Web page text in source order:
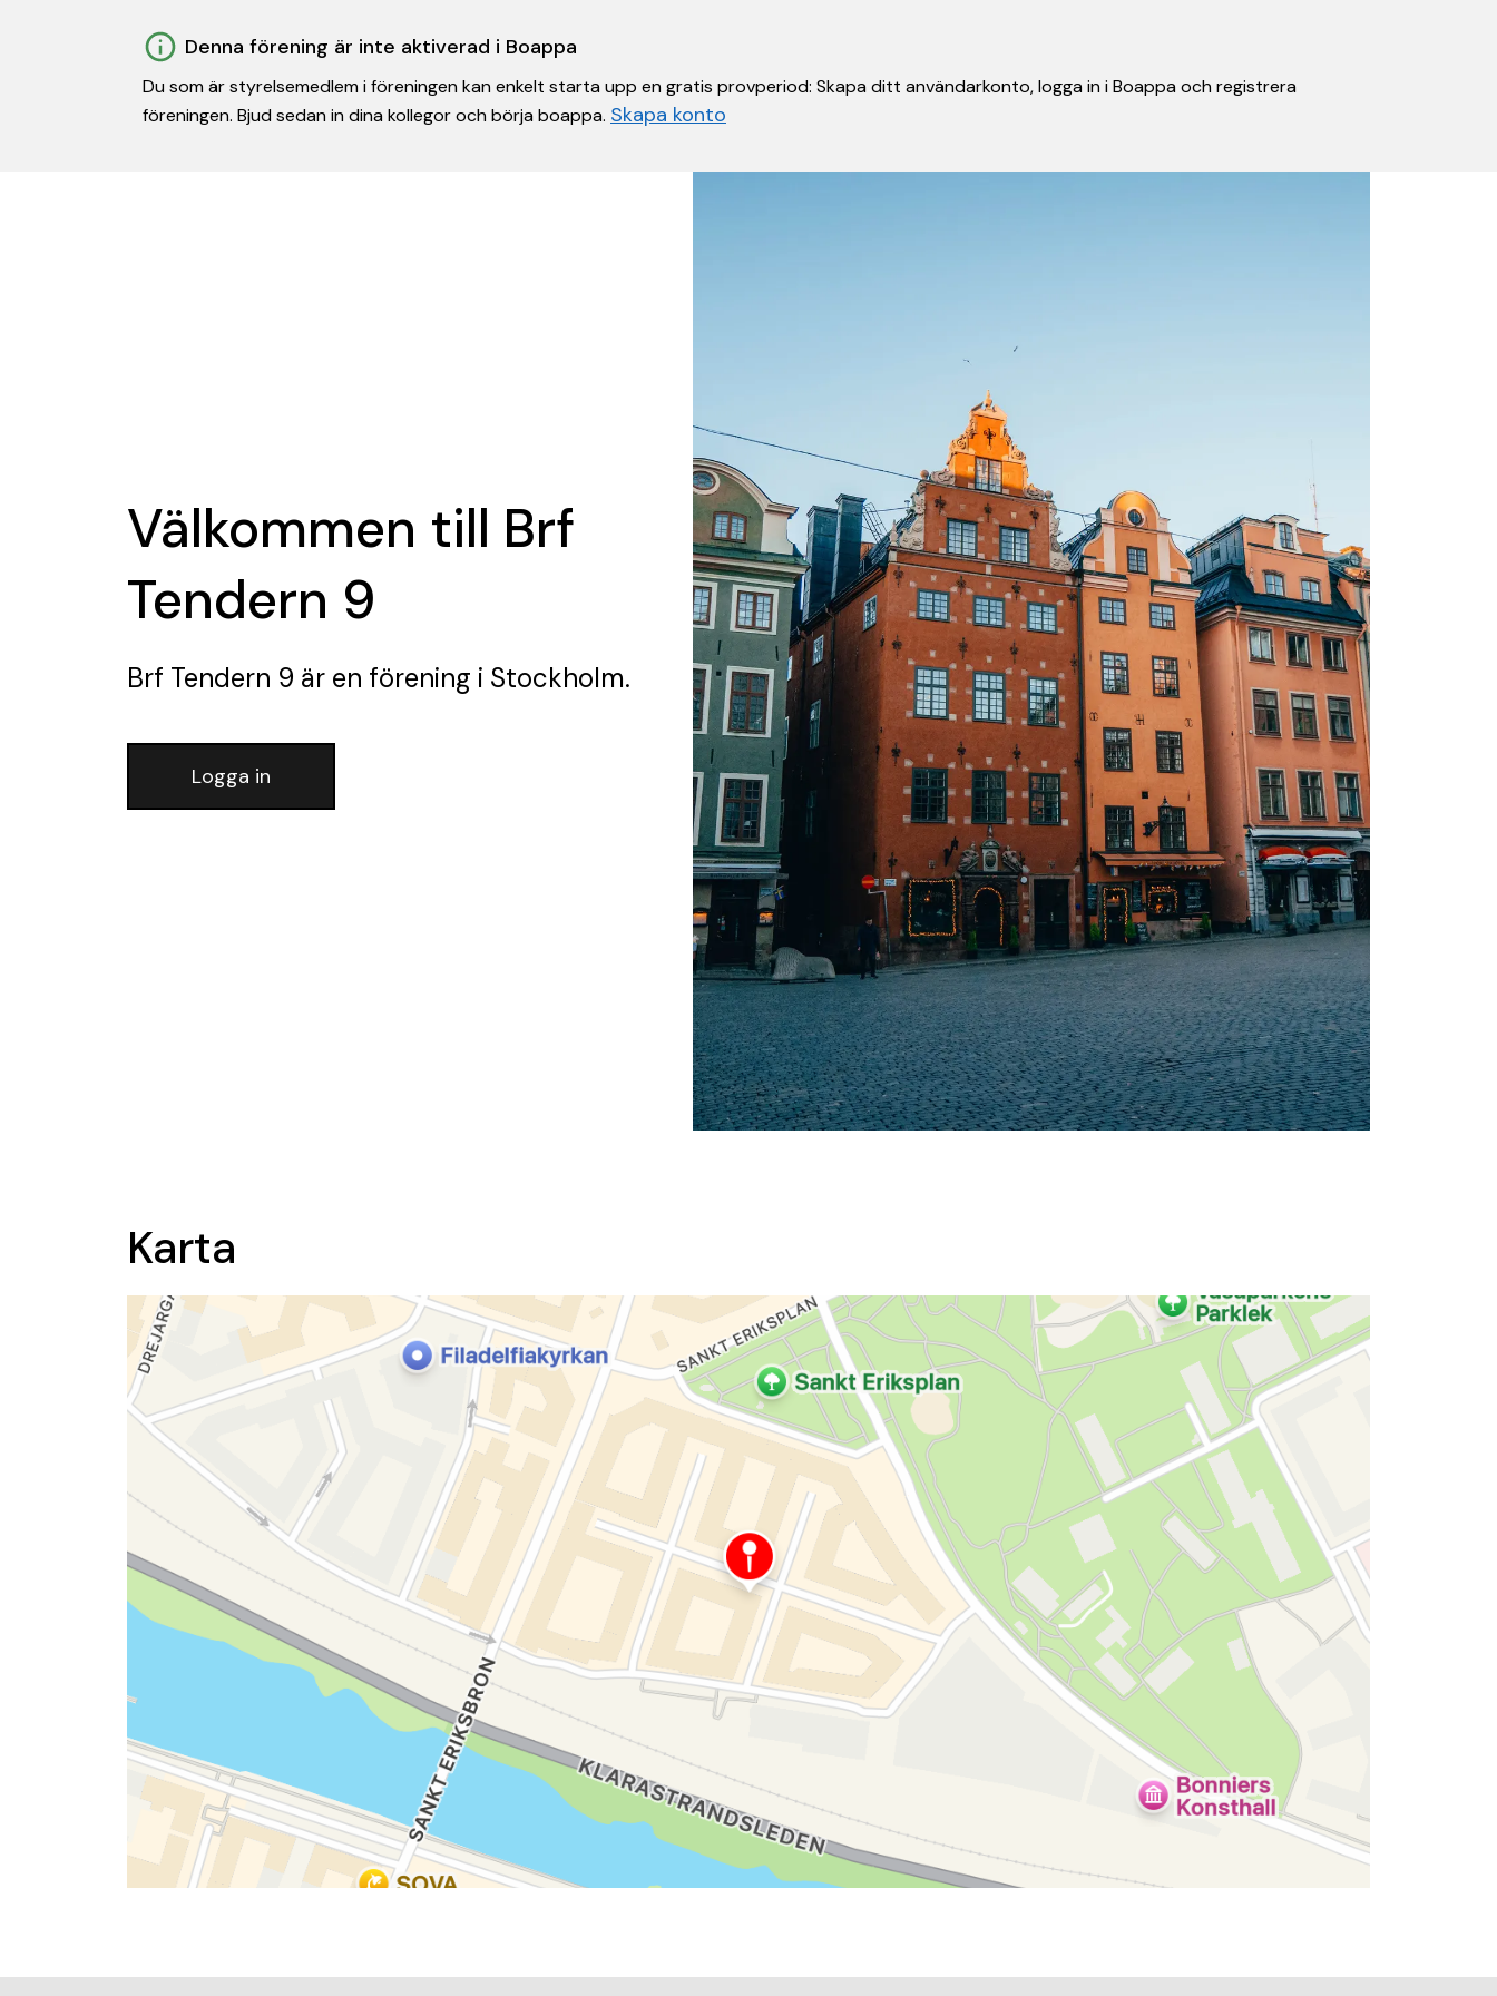
Denna förening är inte aktiverad i Boappa
Du som är styrelsemedlem i föreningen kan enkelt starta upp en gratis provperiod: Skapa ditt användarkonto, logga in i Boappa och registrera
föreningen. Bjud sedan in dina kollegor och börja boappa. Skapa konto
Välkommen till Brf
Tendern 9
Brf Tendern 9 är en förening i Stockholm.
Logga in
Karta